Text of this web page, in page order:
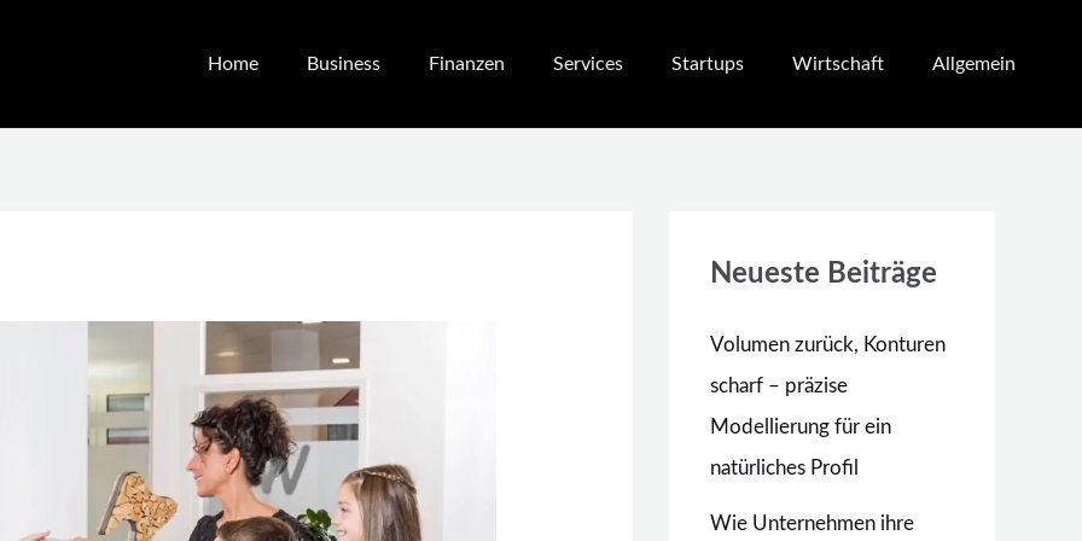
Home Business Finanzen Services Startups Wirtschaft Allgemein
Neueste Beiträge
Volumen zurück, Konturen
scharf – präzise
Modellierung für ein
natürliches Profil
Wie Unternehmen ihre